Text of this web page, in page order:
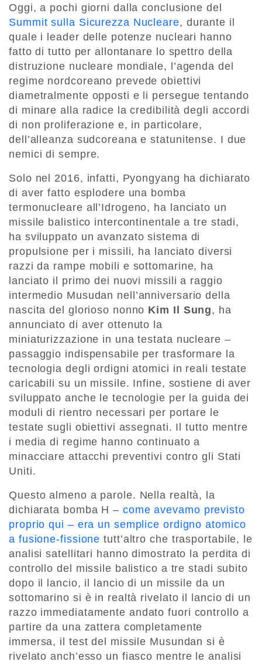
Oggi, a pochi giorni dalla conclusione del
Summit sulla Sicurezza Nucleare, durante il
quale i leader delle potenze nucleari hanno
fatto di tutto per allontanare lo spettro della
distruzione nucleare mondiale, l’agenda del
regime nordcoreano prevede obiettivi
diametralmente opposti e li persegue tentando
di minare alla radice la credibilità degli accordi
di non proliferazione e, in particolare,
dell’alleanza sudcoreana e statunitense. I due
nemici di sempre.
Solo nel 2016, infatti, Pyongyang ha dichiarato
di aver fatto esplodere una bomba
termonucleare all’Idrogeno, ha lanciato un
missile balistico intercontinentale a tre stadi,
ha sviluppato un avanzato sistema di
propulsione per i missili, ha lanciato diversi
razzi da rampe mobili e sottomarine, ha
lanciato il primo dei nuovi missili a raggio
intermedio Musudan nell’anniversario della
nascita del glorioso nonno Kim Il Sung, ha
annunciato di aver ottenuto la
miniaturizzazione in una testata nucleare –
passaggio indispensabile per trasformare la
tecnologia degli ordigni atomici in reali testate
caricabili su un missile. Infine, sostiene di aver
sviluppato anche le tecnologie per la guida dei
moduli di rientro necessari per portare le
testate sugli obiettivi assegnati. Il tutto mentre
i media di regime hanno continuato a
minacciare attacchi preventivi contro gli Stati
Uniti.
Questo almeno a parole. Nella realtà, la
dichiarata bomba H – come avevamo previsto
proprio qui – era un semplice ordigno atomico
a fusione-fissione tutt’altro che trasportabile, le
analisi satellitari hanno dimostrato la perdita di
controllo del missile balistico a tre stadi subito
dopo il lancio, il lancio di un missile da un
sottomarino si è in realtà rivelato il lancio di un
razzo immediatamente andato fuori controllo a
partire da una zattera completamente
immersa, il test del missile Musundan si è
rivelato anch’esso un fiasco mentre le analisi